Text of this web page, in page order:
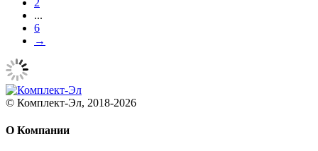
...
6
→
© Комплект-Эл, 2018-2026
О Компании